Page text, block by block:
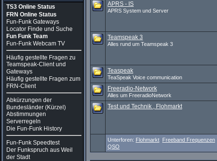
TS3 Online Status
FRN Online Status
Fun-Funk Gateways
Locator Finde und Suche
Fun Funk Team
Fun-Funk Webcam TV
Häufig gestellte Fragen zu
Teamspeak-Client und
Gateways
Häufig gestellte Fragen zum
FRN-Client
Abkürzungen der
Bundesländer (Kürzel)
Abstimmungen
Serverregeln
Die Fun-Funk History
Fun-Funk Speedtest
Der Funkspruch aus Weil
der Stadt
APRS - IS
APRS System und Server
Teamspeak 3
Alles rund um Teamspeak 3
Teaspeak
TeaSpeak Voice communication
Freeradio-Network
Alles um FreeradioNetwork
Test und Technik , Flohmarkt
Unterforen: Flohmarkt Freeband Frequenzen
QSO